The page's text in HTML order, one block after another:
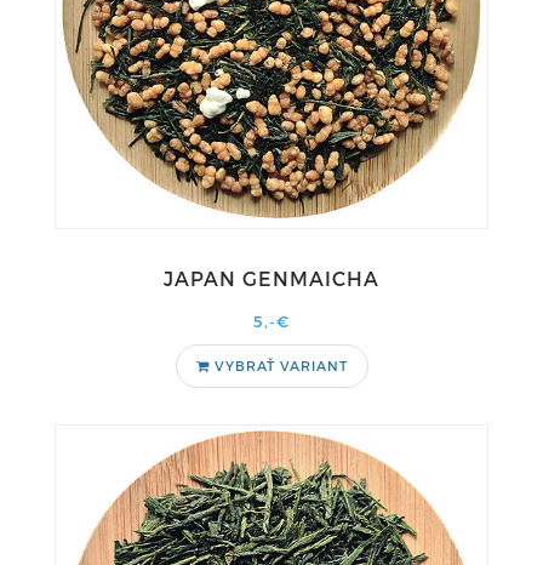
JAPAN GENMAICHA
5,-€
VYBRAŤ VARIANT